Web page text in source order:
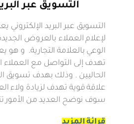
التسويق عبر
التسويق عبر البريد الإلكتروني
لإعلام العملاء بالعروض
الوعي بالعلامة التجارية. و
تهدف إلى التواصل مع العملاء
الحاليين . وذلك بهدف تسويق
علاقة قوية تهدف لزيادة ولاء
سوف نوضح العديد من الأمور
قرائة المزيد